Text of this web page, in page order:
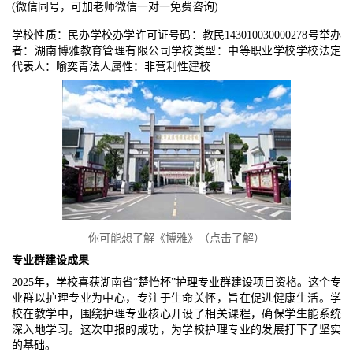
(微信同号，可加老师微信一对一免费咨询)
学校性质：民办学校办学许可证号码：教民143010030000278号举办
者：湖南博雅教育管理有限公司学校类型：中等职业学校学校法定
代表人：喻奕青法人属性：非营利性建校
你可能想了解《博雅》（点击了解）
专业群建设成果
2025年，学校喜获湖南省“楚怡杯”护理专业群建设项目资格。这个专
业群以护理专业为中心，专注于生命关怀，旨在促进健康生活。学
校在教学中，围绕护理专业核心开设了相关课程，确保学生能系统
深入地学习。这次申报的成功，为学校护理专业的发展打下了坚实
的基础。